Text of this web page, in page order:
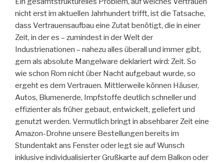
nicht erst im aktuellen Jahrhundert trifft, ist die Tatsache,
dass Vertrauensaufbau eine Zutat benötigt, die in einer
Zeit, in der es – zumindest in der Welt der
Industrienationen – nahezu alles überall und immer gibt,
gern als absolute Mangelware deklariert wird: Zeit. So
wie schon Rom nicht über Nacht aufgebaut wurde, so
ergeht es dem Vertrauen. Mittlerweile können Häuser,
Autos, Blumenerde, Impfstoffe deutlich schneller und
effizienter als früher gebaut, entwickelt, geliefert und
genutzt werden. Vermutlich bringt in absehbarer Zeit eine
Amazon-Drohne unsere Bestellungen bereits im
Stundentakt ans Fenster oder legt sie auf Wunsch
inklusive individualisierter Grußkarte auf dem Balkon oder